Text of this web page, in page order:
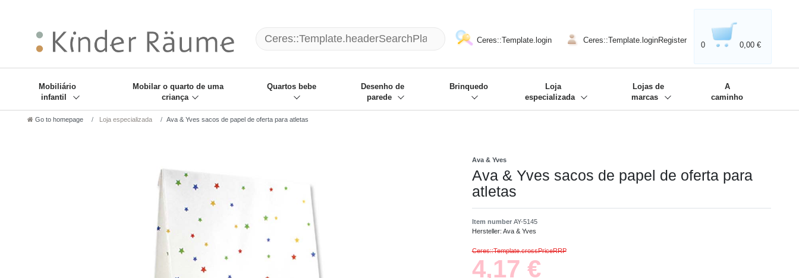
Ceres::Template.login Ceres::Template.loginRegister
0 0,00 €
Mobiliário
infantil
Mobilar o quarto de uma
criança
Quartos bebe
Desenho de
parede
Brinquedo
Loja
especializada
Lojas de
marcas
A
caminho
Go to homepage Loja especializada Ava & Yves sacos de papel de oferta para atletas
Ava & Yves
Ava & Yves sacos de papel de oferta para
atletas
Item number AY-5145
Hersteller: Ava & Yves
Ceres::Template.crossPriceRRP
4,17 €